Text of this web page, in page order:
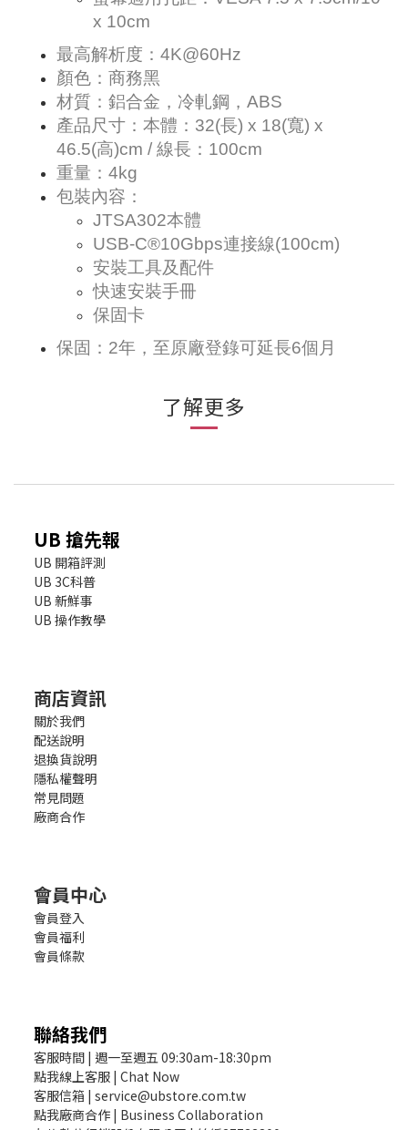
x 10cm
最高解析度：4K@60Hz
顏色：商務黑
材質：鋁合金，冷軋鋼，ABS
產品尺寸：本體：32(長) x 18(寬) x
46.5(高)cm / 線長：100cm
重量：4kg
包裝內容：
JTSA302本體
USB-C®10Gbps連接線(100cm)
安裝工具及配件
快速安裝手冊
保固卡
保固：2年，至原廠登錄可延長6個月
了解更多
UB 搶先報
UB 開箱評測
UB 3C科普
UB 新鮮事
UB 操作教學
商店資訊
關於我們
配送說明
退換貨說明
隱私權聲明
常見問題
廠商合作
會員中心
會員登入
會員福利
會員條款
聯絡我們
客服時間 | 週一至週五 09:30am-18:30pm
點我線上客服 | Chat Now
客服信箱 | service@ubstore.com.tw
點我廠商合作 | Business Collaboration